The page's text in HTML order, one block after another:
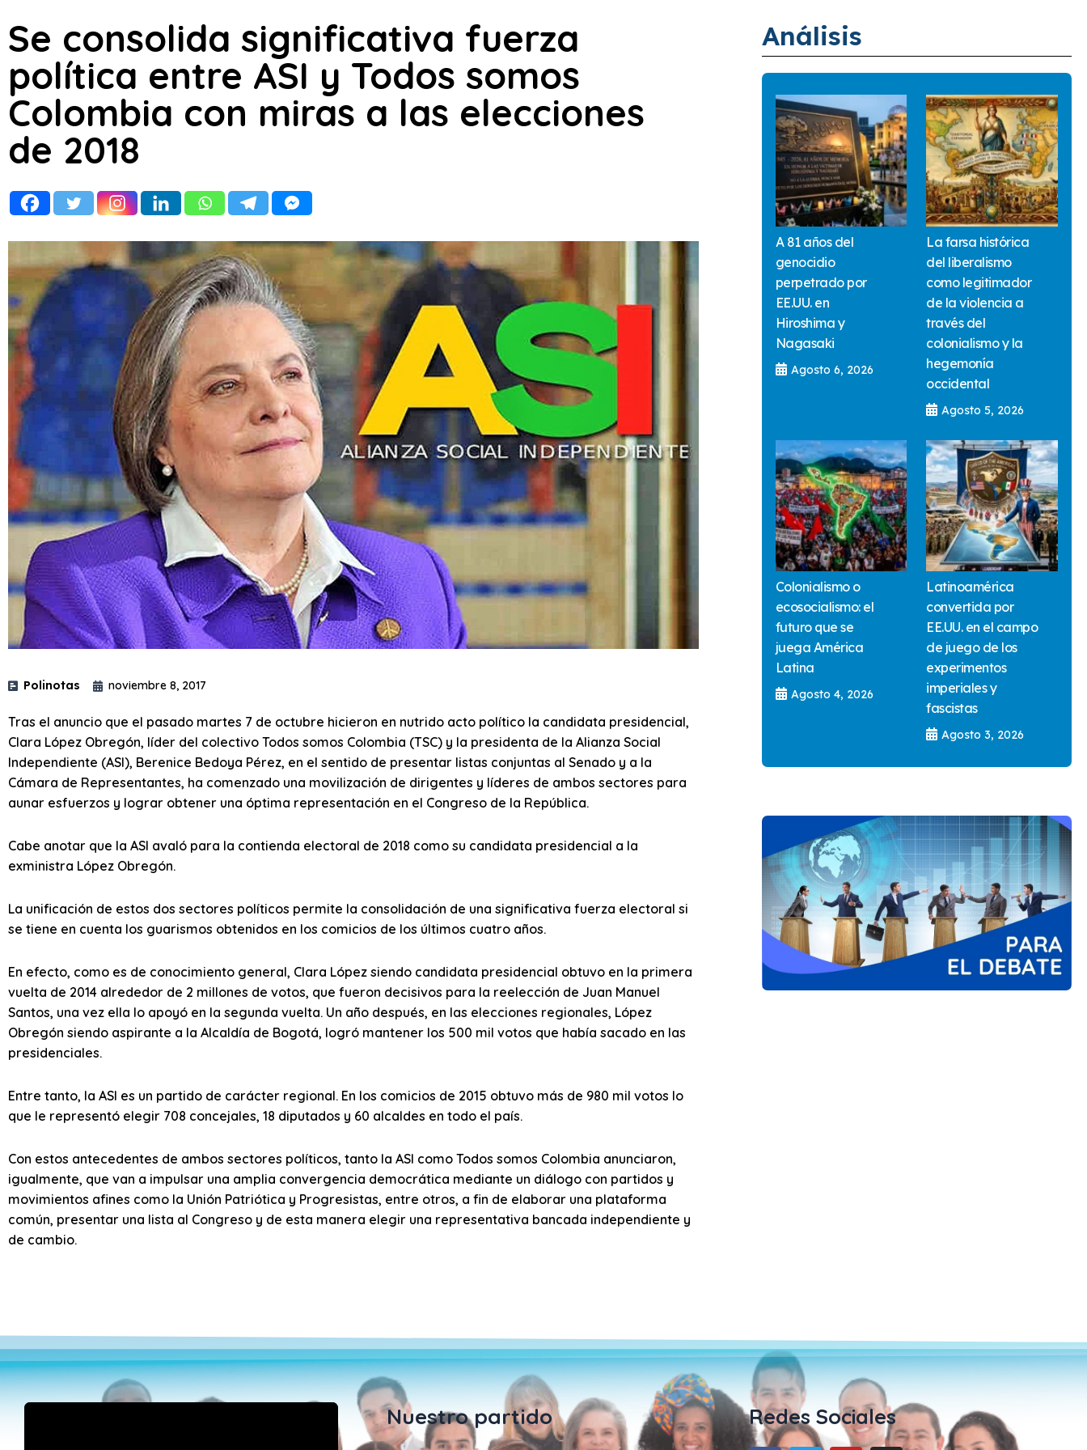
Se consolida significativa fuerza
política entre ASI y Todos somos
Colombia con miras a las elecciones
de 2018
Polinotas noviembre 8, 2017
Tras el anuncio que el pasado martes 7 de octubre hicieron en nutrido acto político la candidata presidencial,
Clara López Obregón, líder del colectivo Todos somos Colombia (TSC) y la presidenta de la Alianza Social
Independiente (ASI), Berenice Bedoya Pérez, en el sentido de presentar listas conjuntas al Senado y a la
Cámara de Representantes, ha comenzado una movilización de dirigentes y líderes de ambos sectores para
aunar esfuerzos y lograr obtener una óptima representación en el Congreso de la República.
Cabe anotar que la ASI avaló para la contienda electoral de 2018 como su candidata presidencial a la
exministra López Obregón.
La unificación de estos dos sectores políticos permite la consolidación de una significativa fuerza electoral si
se tiene en cuenta los guarismos obtenidos en los comicios de los últimos cuatro años.
En efecto, como es de conocimiento general, Clara López siendo candidata presidencial obtuvo en la primera
vuelta de 2014 alrededor de 2 millones de votos, que fueron decisivos para la reelección de Juan Manuel
Santos, una vez ella lo apoyó en la segunda vuelta. Un año después, en las elecciones regionales, López
Obregón siendo aspirante a la Alcaldía de Bogotá, logró mantener los 500 mil votos que había sacado en las
presidenciales.
Entre tanto, la ASI es un partido de carácter regional. En los comicios de 2015 obtuvo más de 980 mil votos lo
que le representó elegir 708 concejales, 18 diputados y 60 alcaldes en todo el país.
Con estos antecedentes de ambos sectores políticos, tanto la ASI como Todos somos Colombia anunciaron,
igualmente, que van a impulsar una amplia convergencia democrática mediante un diálogo con partidos y
movimientos afines como la Unión Patriótica y Progresistas, entre otros, a fin de elaborar una plataforma
común, presentar una lista al Congreso y de esta manera elegir una representativa bancada independiente y
de cambio.
Análisis
A 81 años del
genocidio
perpetrado por
EE.UU. en
Hiroshima y
Nagasaki
Agosto 6, 2026
La farsa histórica
del liberalismo
como legitimador
de la violencia a
través del
colonialismo y la
hegemonía
occidental
Agosto 5, 2026
Colonialismo o
ecosocialismo: el
futuro que se
juega América
Latina
Agosto 4, 2026
Latinoamérica
convertida por
EE.UU. en el campo
de juego de los
experimentos
imperiales y
fascistas
Agosto 3, 2026
Nuestro partido Redes Sociales